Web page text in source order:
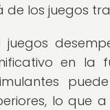
de los juegos
juegos
en la
lo que